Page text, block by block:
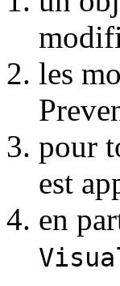
les
pour
est
en